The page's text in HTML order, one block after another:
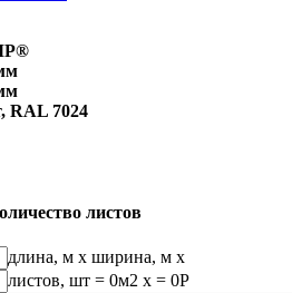
RAL 7024
листов
длина, м x ширина, м x
листов, шт = 0м2 x = 0Р